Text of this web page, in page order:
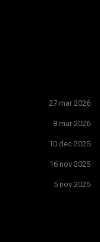
27 mar 2026
8 mar 2026
10 dec 2025
16 nov 2025
5 nov 2025